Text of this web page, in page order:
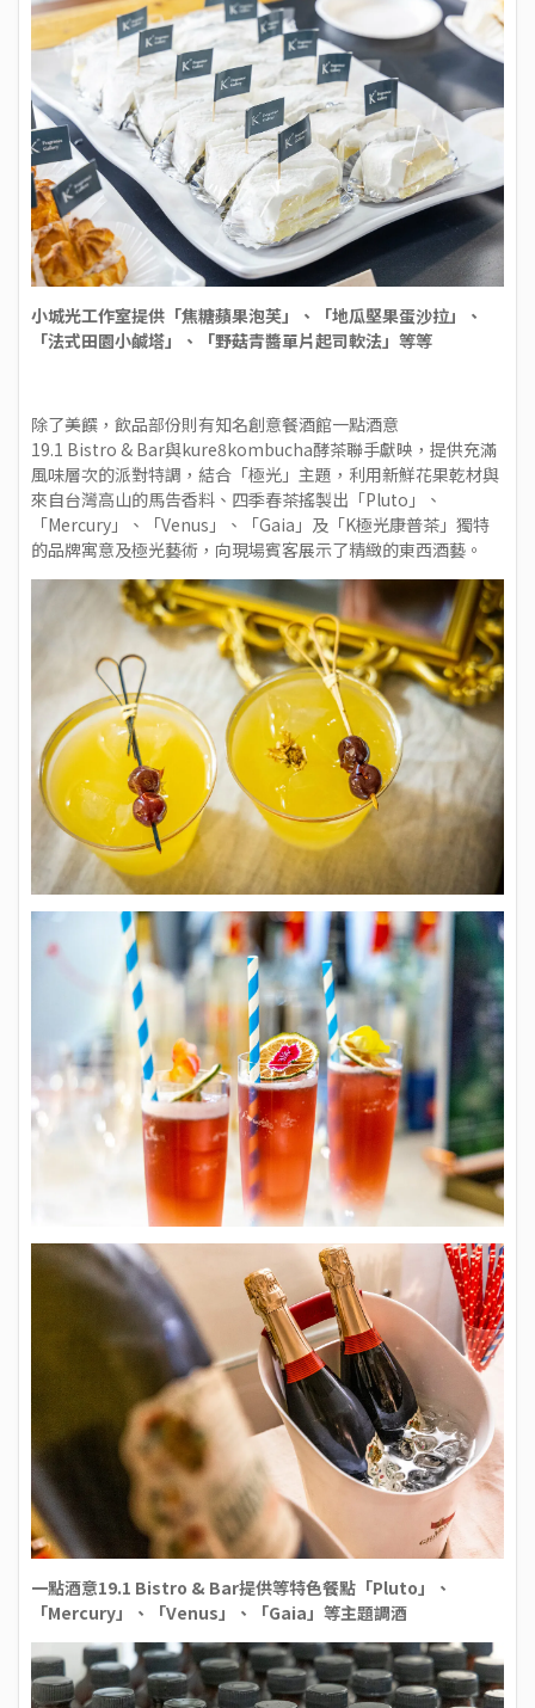
小城光工作室提供「焦糖蘋果泡芙」、「地瓜堅果蛋沙拉」、
「法式田園小鹹塔」、「野菇青醬單片起司軟法」等等
除了美饌，飲品部份則有知名創意餐酒館一點酒意
19.1 Bistro & Bar與kure8kombucha酵茶聯手獻映，提供充滿
風味層次的派對特調，結合「極光」主題，利用新鮮花果乾材與
來自台灣高山的馬告香料、四季春茶搖製出「Pluto」、
「Mercury」、「Venus」、「Gaia」及「K極光康普茶」獨特
的品牌寓意及極光藝術，向現場賓客展示了精緻的東西酒藝。
一點酒意19.1 Bistro & Bar提供等特色餐點「Pluto」、
「Mercury」、「Venus」、「Gaia」等主題調酒